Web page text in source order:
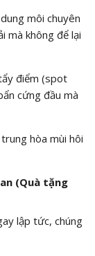
môi chuyên
mà không để lại
điểm (spot
cứng đầu mà
hòa mùi hôi
(Quà tặng
lập tức, chúng